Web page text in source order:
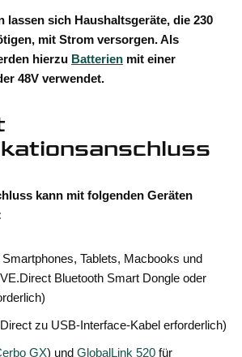
lassen sich Haushaltsgeräte, die 230
mit Strom versorgen. Als
hierzu Batterien mit einer
48V verwendet.
kann mit folgenden Geräten
Tablets, Macbooks und
Bluetooth Smart Dongle oder
zu USB-Interface-Kabel erforderlich)
GX) und GlobalLink 520 für